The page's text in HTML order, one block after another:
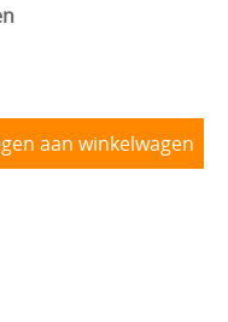
aan winkelwagen